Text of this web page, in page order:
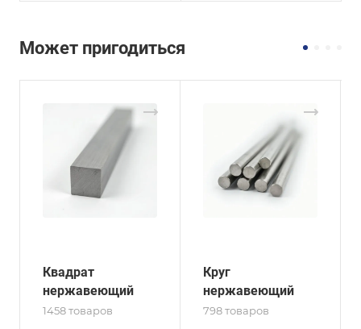
Может пригодиться
Квадрат
нержавеющий
1458 товаров
Круг
нержавеющий
798 товаров